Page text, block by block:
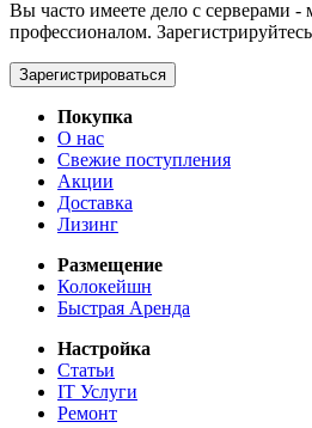
Вы часто имеете дело с серверами -
профессионалом.
Зарегистрироваться
Покупка
О нас
Свежие поступления
Акции
Доставка
Лизинг
Размещение
Колокейшн
Быстрая Аренда
Настройка
Статьи
IT Услуги
Ремонт